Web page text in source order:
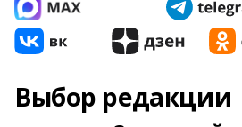
Выбор редакции